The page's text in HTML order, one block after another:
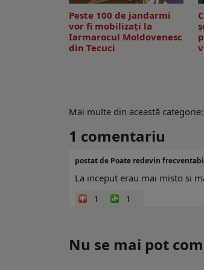
Peste 100 de jandarmi
vor fi mobilizați la
Iarmarocul Moldovenesc
din Tecuci
Mai multe din această categorie:
1 comentariu
postat de Poate redevin
La inceput erau mai misto si
1
1
Nu se mai pot